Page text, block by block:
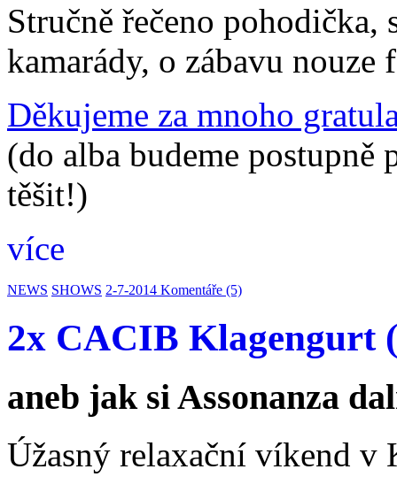
Stručně řečeno pohodička,
kamarády, o zábavu
Děkujeme za mnoho
(do alba budeme postupně
těšit!)
více
NEWS SHOWS 2-7-2014 Komentáře (5)
2x CACIB Klagengurt
aneb jak si Assonanza
Úžasný relaxační víkend